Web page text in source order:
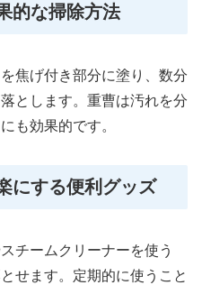
的な掃除方法
焦げ付き部分に塗り、数分
とします。重曹は汚れを分
も効果的です。
にする便利グッズ
チームクリーナーを使う
せます。定期的に使うこと